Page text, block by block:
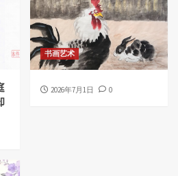
书画艺术
2026年7月1日 0